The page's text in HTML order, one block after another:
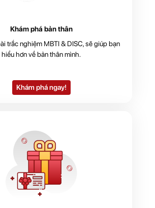
Khám phá bản thân
trắc nghiệm MBTI & DISC, sẽ giúp bạn
hiểu hơn về bản thân mình.
Khám phá ngay!